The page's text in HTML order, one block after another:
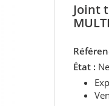
Joint
État :